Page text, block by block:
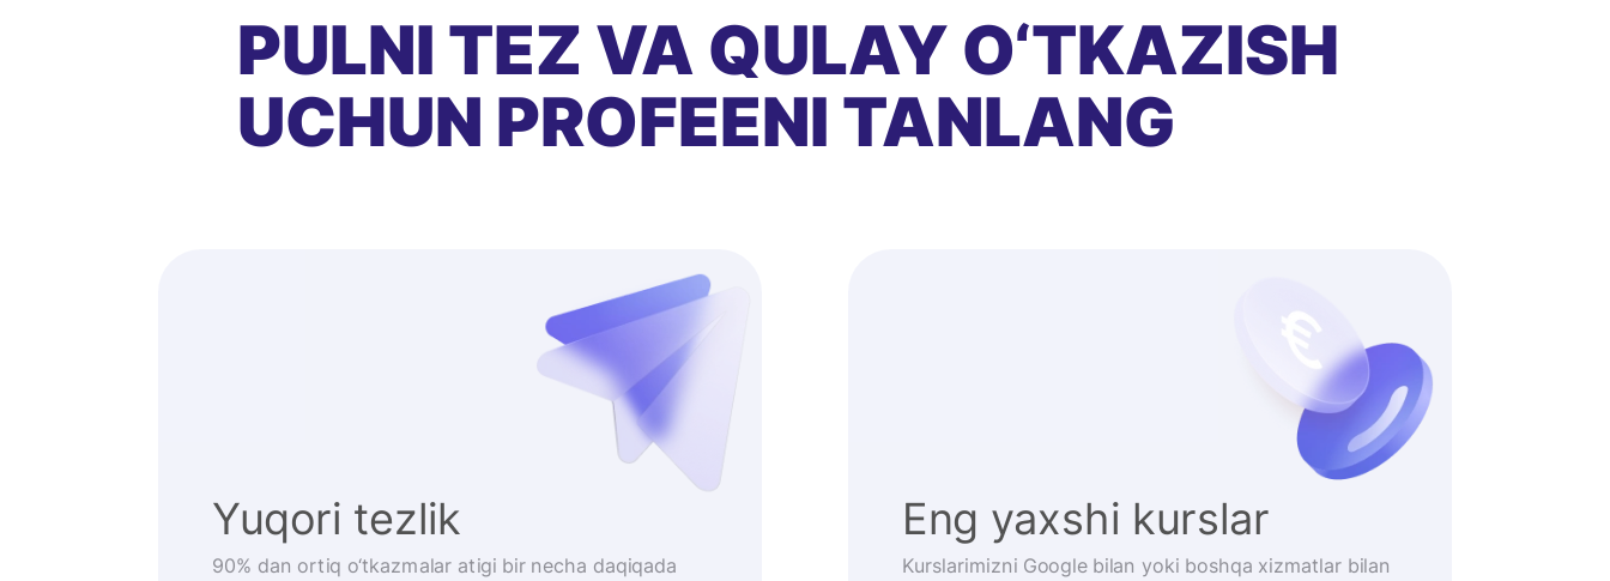
PULNI TEZ VA QULAY O‘TKAZISH
UCHUN PROFEENI TANLANG
Yuqori tezlik
90% dan ortiq o‘tkazmalar atigi bir necha daqiqada
Eng yaxshi kurslar
Kurslarimizni Google bilan yoki boshqa xizmatlar bilan